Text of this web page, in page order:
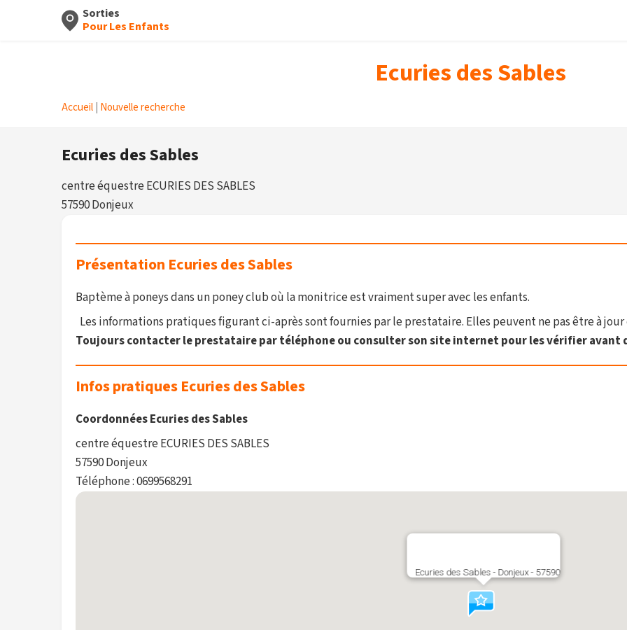
Sorties
Pour Les Enfants
Ecuries des Sables
Accueil Nouvelle recherche
Ecuries des Sables
centre équestre ECURIES DES SABLES
57590 Donjeux
Présentation Ecuries des Sables
Baptème à poneys dans un poney club où la monitrice est vraiment super avec les enfants.
Les informations pratiques figurant ci-après sont fournies par le prestataire. Elles peuvent ne pas être à
Toujours contacter le prestataire par téléphone ou consulter son site internet pour les vérifier avant
Infos pratiques Ecuries des Sables
Coordonnées Ecuries des Sables
centre équestre ECURIES DES SABLES
57590 Donjeux
Téléphone : 0699568291
Ecuries des Sables - Donjeux - 57590